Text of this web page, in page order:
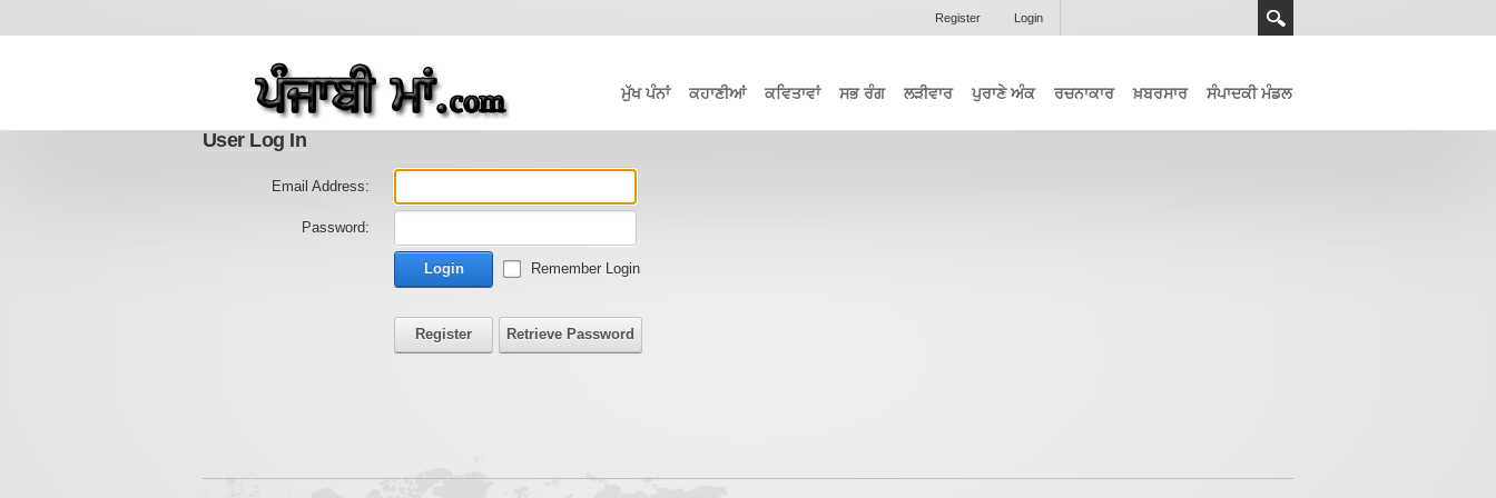
Register Login
ਮੁੱਖ ਪੰਨਾਂ ਕਹਾਣੀਆਂ ਕਵਿਤਾਵਾਂ ਸਭ ਰੰਗ ਲੜੀਵਾਰ ਪੁਰਾਣੇ ਅੰਕ ਰਚਨਾਕਾਰ ਖ਼ਬਰਸਾਰ ਸੰਪਾਦਕੀ ਮੰਡਲ
User Log In
Email Address:
Password:
Login Remember Login
Register Retrieve Password